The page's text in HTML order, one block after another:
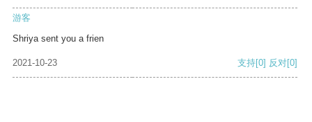
游客
Shriya sent you a frien
2021-10-23 支持[0] 反对[0]